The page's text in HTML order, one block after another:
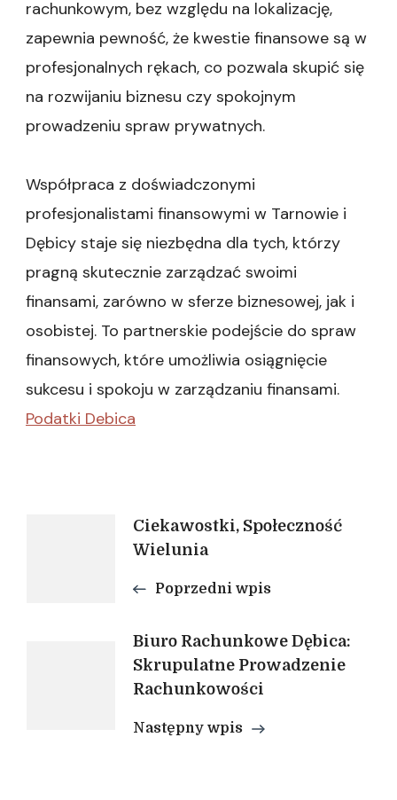
rachunkowym, bez względu na lokalizację,
zapewnia pewność, że kwestie finansowe są w
profesjonalnych rękach, co pozwala skupić się
na rozwijaniu biznesu czy spokojnym
prowadzeniu spraw prywatnych.
Współpraca z doświadczonymi
profesjonalistami finansowymi w Tarnowie i
Dębicy staje się niezbędna dla tych, którzy
pragną skutecznie zarządzać swoimi
finansami, zarówno w sferze biznesowej, jak i
osobistej. To partnerskie podejście do spraw
finansowych, które umożliwia osiągnięcie
sukcesu i spokoju w zarządzaniu finansami.
Podatki Debica
Nawigacja
wpisu
Ciekawostki, Społeczność
Wielunia
Poprzedni wpis
Biuro Rachunkowe Dębica:
Skrupulatne Prowadzenie
Rachunkowości
Następny wpis